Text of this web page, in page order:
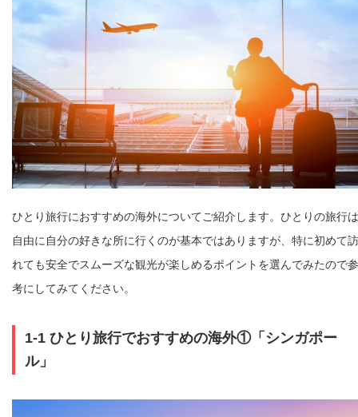
ひとり旅行におすすめの海外についてご紹介します。ひとりの旅行は
自由に自分の好きな所に行くのが基本ではありますが、特に初めて訪
れても安全でスムーズな観光が楽しめるポイントを選んでみたので参
考にしてみてください。
1-1 ひとり旅行でおすすめの海外①「シンガポー
ル」